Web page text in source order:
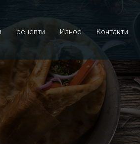
рецепти Износ Контакти